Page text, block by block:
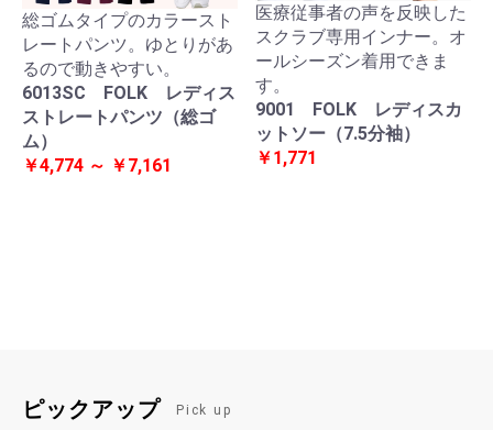
総ゴムタイプのカラースト
レートパンツ。ゆとりがあ
るので動きやすい。
6013SC FOLK レディス
ストレートパンツ（総ゴ
ム）
￥4,774 ～ ￥7,161
医療従事者の声を反映した
スクラブ専用インナー。オ
ールシーズン着用できま
す。
9001 FOLK レディスカ
ットソー（7.5分袖）
￥1,771
ピックアップ Pick up